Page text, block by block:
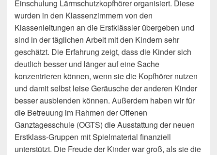
Einschulung Lärmschutzkopfhörer organisiert. Diese
wurden in den Klassenzimmern von den
Klassenleitungen an die Erstklässler übergeben und
sind in der täglichen Arbeit mit den Kindern sehr
geschätzt. Die Erfahrung zeigt, dass die Kinder sich
deutlich besser und länger auf eine Sache
konzentrieren können, wenn sie die Kopfhörer nutzen
und damit selbst leise Geräusche der anderen Kinder
besser ausblenden können. Außerdem haben wir für
die Betreuung im Rahmen der Offenen
Ganztagesschule (OGTS) die Ausstattung der neuen
Erstklass-Gruppen mit Spielmaterial finanziell
unterstützt. Die Freude der Kinder war groß, als sie die